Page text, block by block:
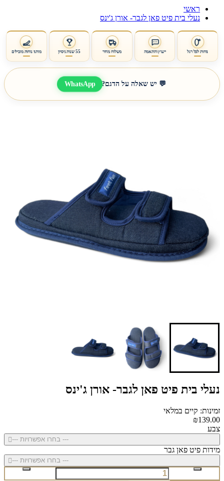
ראשי
נעלי בית פיט פאן לגבר- אורן ג'ינס
נוחות לכל רגל ייעוץ והתאמה משלוח מהיר 55 שנות ניסיון מותגי נוחות מובילים
💬 יש שאלה על הדגם? WhatsApp
נעלי בית פיט פאן לגבר- אורן ג'ינס
זמינות: קיים במלאי
₪139.00
צבע
--- בחרו אפשרויות ---
מידות פיט פאן גבר
--- בחרו אפשרויות ---